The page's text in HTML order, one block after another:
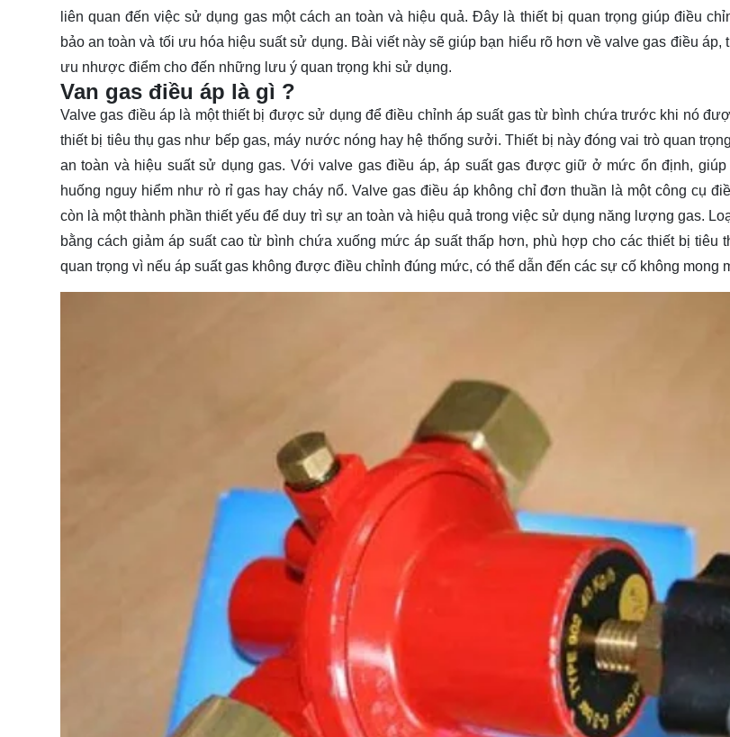
liên quan đến việc sử dụng gas một cách an toàn và hiệu quả. Đây là thiết bị quan trọng giúp điều
bảo an toàn và tối ưu hóa hiệu suất sử dụng. Bài viết này sẽ giúp bạn hiểu rõ hơn về valve gas điều áp,
ưu nhược điểm cho đến những lưu ý quan trọng khi sử dụng.
Van gas điều áp là gì ?
Valve gas điều áp là một thiết bị được sử dụng để điều chỉnh áp suất gas từ bình chứa trước khi nó
thiết bị tiêu thụ gas như bếp gas, máy nước nóng hay hệ thống sưởi. Thiết bị này đóng vai trò quan
an toàn và hiệu suất sử dụng gas. Với valve gas điều áp, áp suất gas được giữ ở mức ổn định,
huống nguy hiểm như rò rỉ gas hay cháy nổ. Valve gas điều áp không chỉ đơn thuần là một công cụ
còn là một thành phần thiết yếu để duy trì sự an toàn và hiệu quả trong việc sử dụng năng lượng gas.
bằng cách giảm áp suất cao từ bình chứa xuống mức áp suất thấp hơn, phù hợp cho các thiết bị tiêu
quan trọng vì nếu áp suất gas không được điều chỉnh đúng mức, có thể dẫn đến các sự cố không mong